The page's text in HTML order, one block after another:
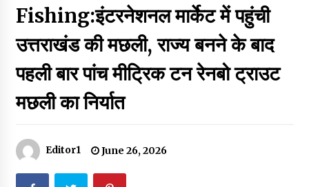
Thought Of The Day 6 September
September 6, 2023
Thought Of The Day 18 May
May 17, 2022
Fishing:इंटरनेशनल मार्केट में पहुंची
उत्तराखंड की मछली, राज्य बनने के बाद
पहली बार पांच मीट्रिक टन रेनबो ट्राउट
मछली का निर्यात
Editor1 June 26, 2026